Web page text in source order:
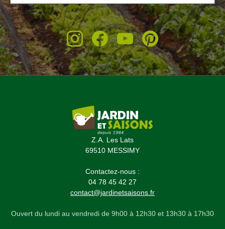
Z.A. Les Lats
69510 MESSIMY
Contactez-nous :
04 78 45 42 27
contact@jardinetsaisons.fr
Ouvert du lundi au vendredi de 9h00 à 12h30 et 13h30 à 17h30